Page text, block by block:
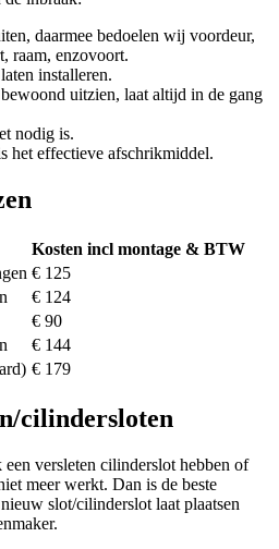
daarmee bedoelen wij voordeur,
raam, enzovoort.
installeren.
uitzien, laat altijd in de gang
nodig is.
het effectieve afschrikmiddel.
Kosten incl montage & BTW
€ 125
€ 124
€ 90
€ 144
€ 179
cilindersloten
versleten cilinderslot hebben of
meer werkt. Dan is de beste
slot/cilinderslot laat plaatsen